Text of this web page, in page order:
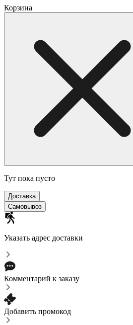
Корзина
Тут пока пусто
Доставка
Самовывоз
Указать адрес доставки
Комментарий к заказу
Добавить промокод